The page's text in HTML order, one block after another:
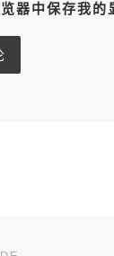
器中保存我的